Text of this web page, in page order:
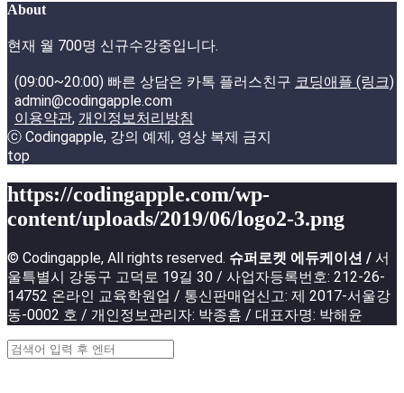
About
현재 월 700명 신규수강중입니다.
(09:00~20:00) 빠른 상담은 카톡 플러스친구 코딩애플 (링크)
admin@codingapple.com
이용약관, 개인정보처리방침
ⓒ Codingapple, 강의 예제, 영상 복제 금지
top
https://codingapple.com/wp-
content/uploads/2019/06/logo2-3.png
© Codingapple, All rights reserved. 슈퍼로켓 에듀케이션 / 서
울특별시 강동구 고덕로 19길 30 / 사업자등록번호: 212-26-
14752 온라인 교육학원업 / 통신판매업신고: 제 2017-서울강
동-0002 호 / 개인정보관리자: 박종흠 / 대표자명: 박해윤